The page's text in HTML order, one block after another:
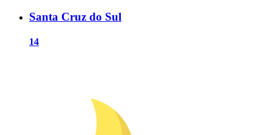
Santa Cruz do Sul
14